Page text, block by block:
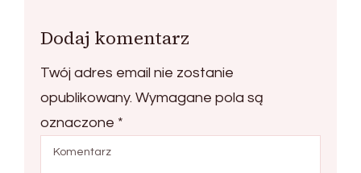
Dodaj komentarz
Twój adres email nie zostanie
opublikowany. Wymagane pola są
oznaczone *